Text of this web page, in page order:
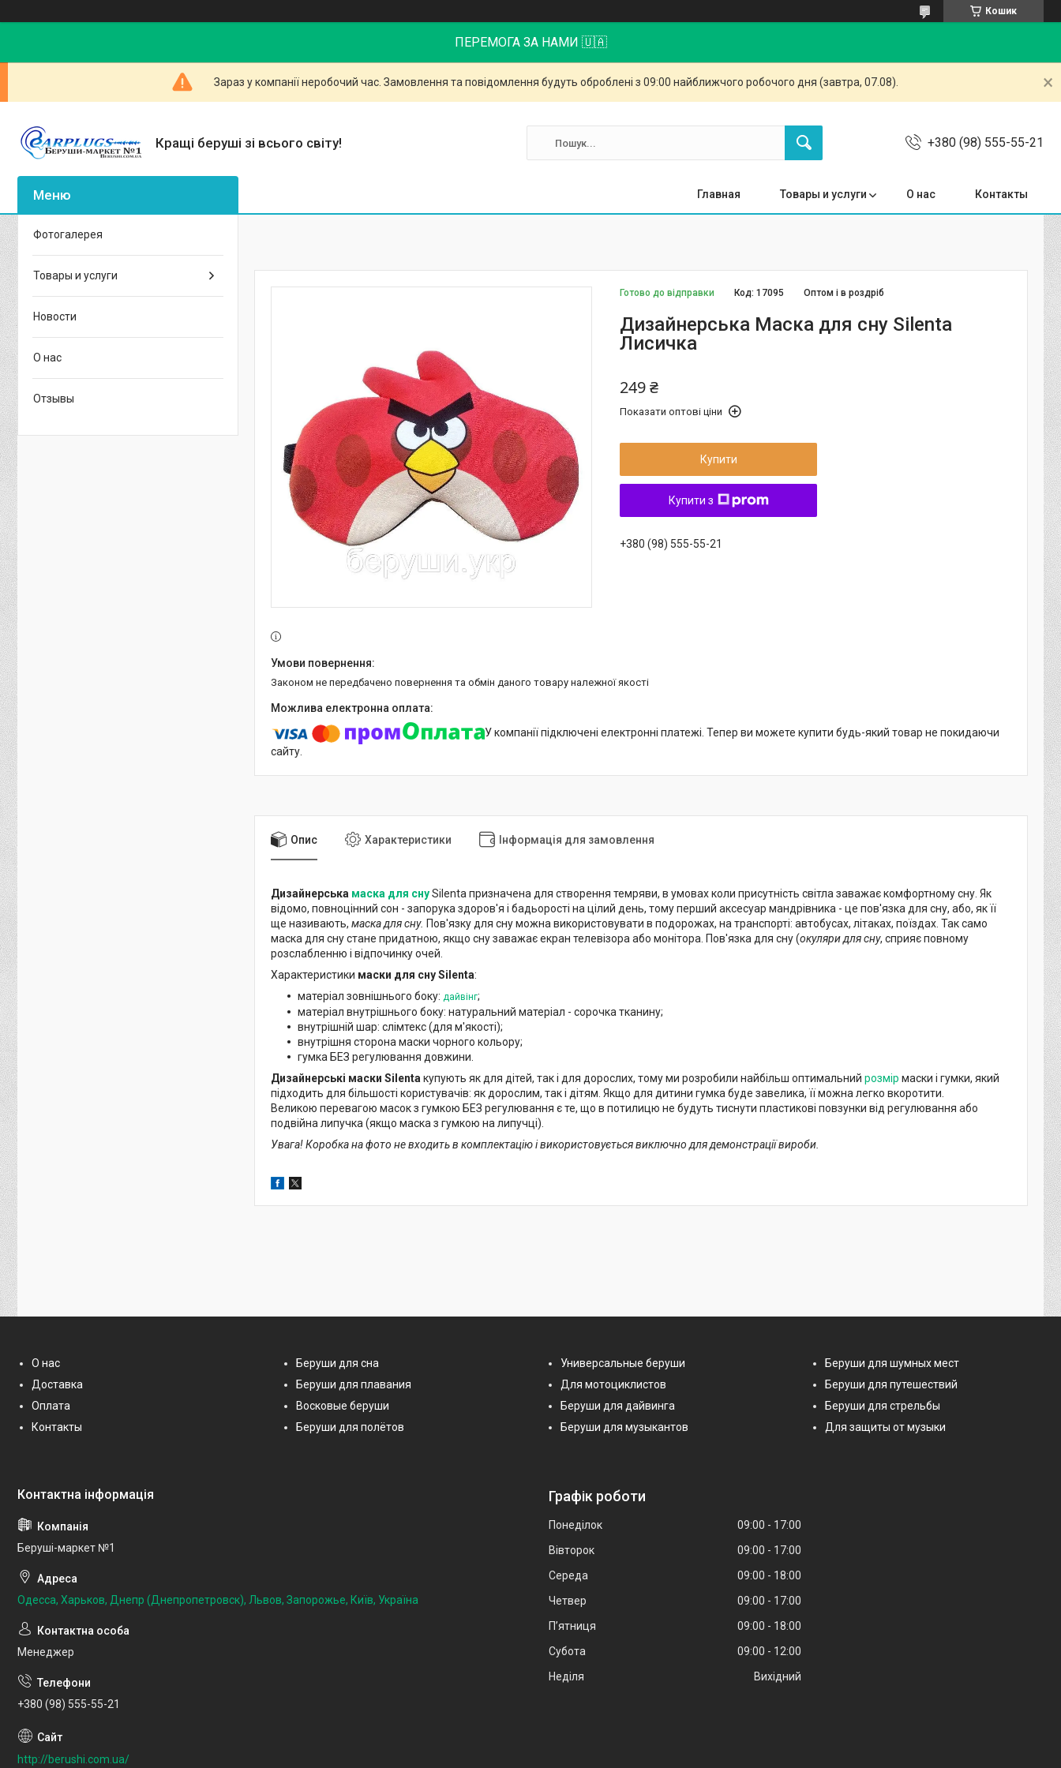
Кошик
ПЕРЕМОГА ЗА НАМИ 🇺🇦
Зараз у компанії неробочий час. Замовлення та повідомлення будуть оброблені з 09:00 найближчого робочого дня (завтра, 07.08).
Кращі беруші зі всього світу! +380 (98) 555-55-21
Главная Товары и услуги О нас Контакты
Готово до відправки Оптом і в роздріб
Код:17095
Дизайнерська Маска для сну Silenta
Лисичка
249 ₴
Показати оптові ціни
Купити
Купити з
+380 (98) 555-55-21
Законом не передбачено повернення та обмін даного товару належної якості
У компанії підключені електронні платежі. Тепер ви можете купити будь-який товар не покидаючи
сайту.
Опис Характеристики Інформація для замовлення
Дизайнерська маска для снуSilenta призначена для створення темряви, в умовах коли присутність світла заважає комфортному сну. Як
відомо, повноцінний сон - запорука здоров'я і бадьорості на цілий день, тому перший аксесуар мандрівника - це пов'язка для сну, або, як її
ще називають, маска для сну. Пов'язку для сну можна використовувати в подорожах, на транспорті: автобусах, літаках, поїздах. Так само
маска для сну стане придатною, якщо сну заважає екран телевізора або монітора. Пов'язка для сну (окуляри для сну, сприяє повному
розслабленню і відпочинку очей.
Характеристики маски для сну Silenta:
матеріал зовнішнього боку: дайвінг;
матеріал внутрішнього боку: натуральний матеріал - сорочка тканину;
внутрішній шар: слімтекс (для м'якості);
внутрішня сторона маски чорного кольору;
гумка БЕЗ регулювання довжини.
Дизайнерські маски Silentaкупують як для дітей, так і для дорослих, тому ми розробили найбільш оптимальний розмір маски і гумки, який
підходить для більшості користувачів: як дорослим, так і дітям. Якщо для дитини гумка буде завелика, її можна легко вкоротити.
Великою перевагою масок з гумкою БЕЗ регулювання є те, що в потилицю не будуть тиснути пластикові повзунки від регулювання або
подвійна липучка (якщо маска з гумкою на липучці).
Увага! Коробка на фото не входить в комплектацію і використовується виключно для демонстрації вироби.
Фотогалерея
Товары и услуги
Новости
О нас
Отзывы
О нас
Доставка
Оплата
Контакты
Беруши для сна
Беруши для плавания
Восковые беруши
Беруши для полётов
Универсальные беруши
Для мотоциклистов
Беруши для дайвинга
Беруши для музыкантов
Беруши для шумных мест
Беруши для путешествий
Беруши для стрельбы
Для защиты от музыки
Беруші-маркет №1
Одесса, Харьков, Днепр (Днепропетровск), Львов, Запорожье, Київ, Україна
Менеджер
+380 (98) 555-55-21
http://berushi.com.ua/
Графік роботи
Понеділок 09:00
17:00
Вівторок
09:00
17:00
Середа
09:00
18:00
Четвер
09:00
17:00
Пʼятниця
09:00
18:00
Субота
09:00
12:00
Неділя
Вихідний